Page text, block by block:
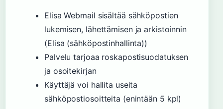
Elisa Webmail sisältää sähköpostien
lukemisen, lähettämisen ja arkistoinnin
(Elisa (sähköpostinhallinta))
Palvelu tarjoaa roskapostisuodatuksen
ja osoitekirjan
Käyttäjä voi hallita useita
sähköpostiosoitteita (enintään 5 kpl)